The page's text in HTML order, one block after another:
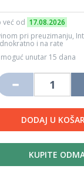
već od 17.08.2026
pri preuzimanju,
i na rate
unutar 15 dana
DODAJ U
KUPITE